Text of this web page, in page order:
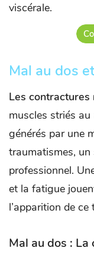
viscérale.
Mal au dos
Les contractures
muscles striés
générés par une
traumatismes,
professionnel.
et la fatigue
l’apparition de
Mal au dos :